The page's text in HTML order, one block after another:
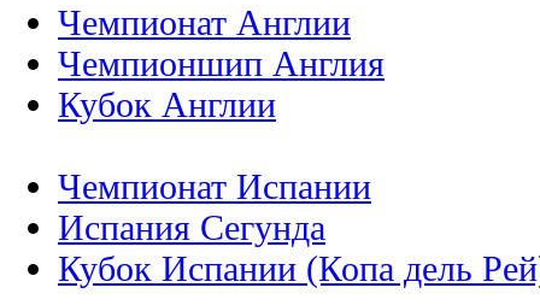
Чемпионат Англии
Чемпионшип Англия
Кубок Англии
Чемпионат Испании
Испания Сегунда
Кубок Испании (Копа дель